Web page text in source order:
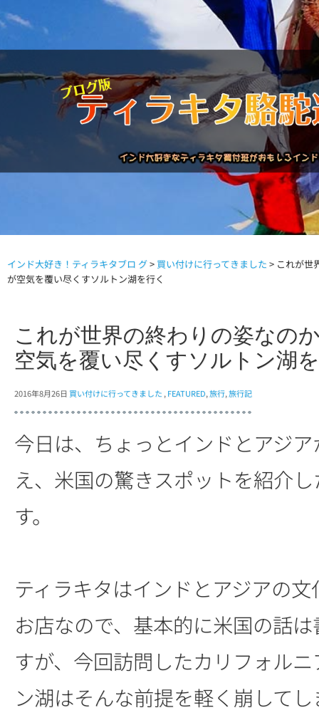
駱駝通信バックナンバー インドが大好き!!
インド大好き！ティラキタブロ グ> 買い付けに行ってきました > これが世
が空気を覆い尽くすソルトン湖を行く
これが世界の終わりの姿なの
空気を覆い尽くすソルトン湖
2016年8月26日 買い付けに行ってきました , FEATURED,旅行,旅行記
今日は、ちょっとインドとアジ
え、米国の驚きスポットを紹介
す。
ティラキタはインドとアジアの
お店なので、基本的に米国の話
すが、今回訪問したカリフォル
ン湖はそんな前提を軽く崩して